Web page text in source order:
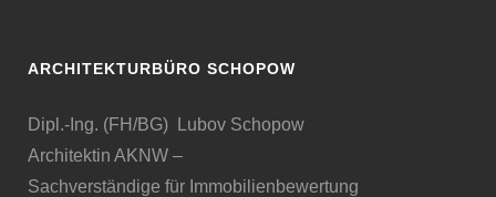
ARCHITEKTURBÜRO SCHOPOW
Dipl.-Ing. (FH/BG) Lubov Schopow
Architektin AKNW –
Sachverständige für Immobilienbewertung